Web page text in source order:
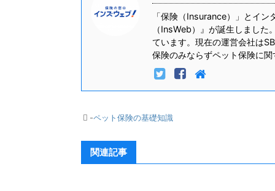
「保険（Insurance）」とイ
（InsWeb）』が誕生しまし
ています。現在の運営会社は
保険のみならずペット保険に
-ペット保険の基礎知識
関連記事